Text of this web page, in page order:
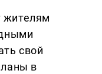
жителям
свой
в